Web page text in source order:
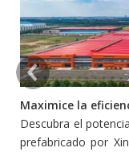
Descubra el
prefabricado por